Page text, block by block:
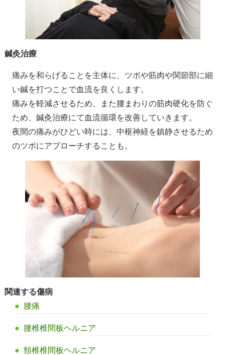
鍼灸治療
痛みを和らげることを主体に、ツボや筋肉や関節部に細
い鍼を打つことで血流を良くします。
痛みを軽減させるため、また腰まわりの筋肉硬化を防ぐ
ため、鍼灸治療にて血流循環を改善していきます。
夜間の痛みがひどい時には、中枢神経を鎮静させるため
のツボにアプローチすることも。
関連する傷病
腰痛
腰椎椎間板ヘルニア
頸椎椎間板ヘルニア